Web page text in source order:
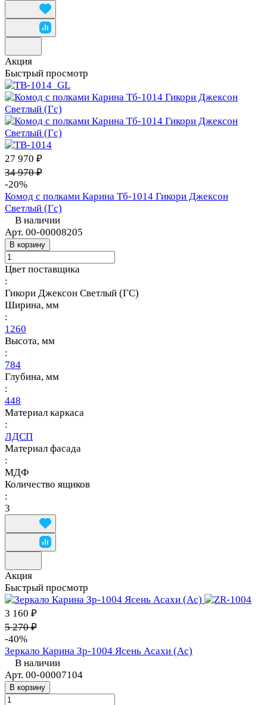
Акция
Быстрый просмотр
27 970 ₽
34 970 ₽
-20%
Комод с полками Карина Тб-1014 Гикори Джексон
Светлый (Гс)
В наличии
Арт. 00-00008205
В корзину
Цвет поставщика
:
Гикори Джексон Светлый (ГС)
Ширина, мм
:
1260
Высота, мм
:
784
Глубина, мм
:
448
Материал каркаса
:
ЛДСП
Материал фасада
:
МДФ
Количество ящиков
:
3
Акция
Быстрый просмотр
3 160 ₽
5 270 ₽
-40%
Зеркало Карина Зр-1004 Ясень Асахи (Ас)
В наличии
Арт. 00-00007104
В корзину